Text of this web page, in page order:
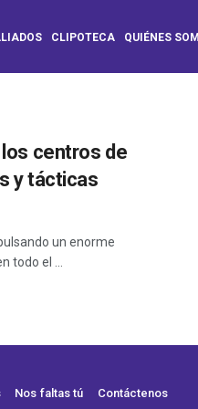
CLIPOTECA QUIÉNES
los centros de
y tácticas
un enorme
todo el ...
Nos faltas tú Contáctenos